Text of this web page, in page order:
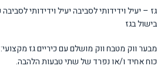
גז – יעיל וידידותי לסביבה יעיל וידידותי
בישול בגז
מבער ווק מטבח ווק מושלם עם כיריים גז מקצועי:
כוח אחיד ו/או נפרד של שתי טבעות הלהבה.